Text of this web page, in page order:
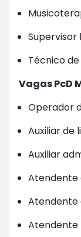
Supervisor
Técnico
Vagas PcD
Operador
Auxiliar de
Auxiliar
Atendente
Atendente
Atendente